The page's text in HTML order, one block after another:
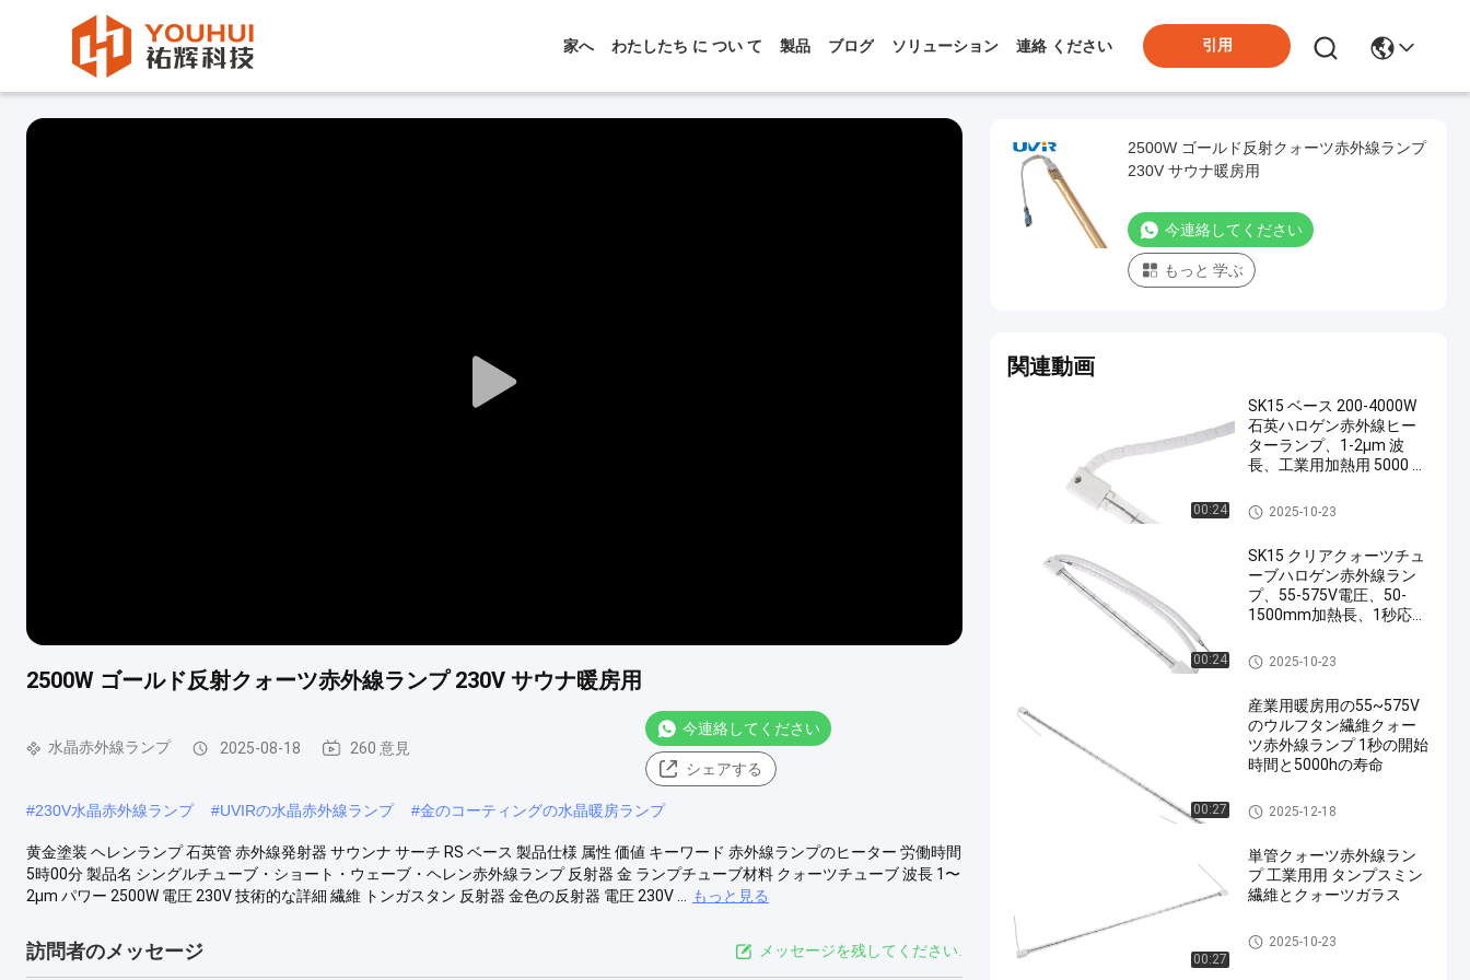
家へ わたしたち に つい て 製品 ブログ ソリューション 連絡 ください 引用
Play
2500W ゴールド反射クォーツ赤外線ランプ 230V サウナ暖房用
水晶赤外線ランプ 2025-08-18 260 意見
今連絡してください
シェアする
#230V水晶赤外線ランプ #UVIRの水晶赤外線ランプ #金のコーティングの水晶暖房ランプ
黄金塗装 ヘレンランプ 石英管 赤外線発射器 サウンナ サーチ RS ベース 製品仕様 属性 価値 キーワード 赤外線ランプのヒーター 労働時間
5時00分 製品名 シングルチューブ・ショート・ウェーブ・ヘレン赤外線ランプ 反射器 金 ランプチューブ材料 クォーツチューブ 波長 1〜
2μm パワー 2500W 電圧 230V 技術的な詳細 繊維 トンガスタン 反射器 金色の反射器 電圧 230V ...
もっと見る
訪問者のメッセージ メッセージを残してください.
2500W ゴールド反射クォーツ赤外線ランプ
230V サウナ暖房用
今連絡してください
もっと 学ぶ
関連動画
00:24
SK15 ベース 200-4000W
石英ハロゲン赤外線ヒー
ターランプ、1-2μm 波
長、工業用加熱用 5000 時
水晶赤外線ランプ
2025-10-23
00:24
SK15 クリアクォーツチュ
ーブハロゲン赤外線ラン
プ、55-575V電圧、50-
1500mm加熱長、1秒応答
水晶赤外線ランプ
2025-10-23
00:27
産業用暖房用の55~575V
のウルフタン繊維クォー
ツ赤外線ランプ 1秒の開始
時間と5000hの寿命
水晶赤外線ランプ
2025-12-18
00:27
単管クォーツ赤外線ラン
プ 工業用用 タンプスミン
繊維とクォーツガラス
水晶赤外線ランプ
2025-10-23